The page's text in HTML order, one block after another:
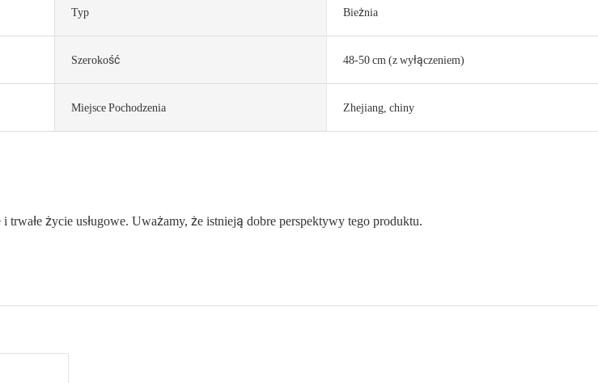
Typ Bieżnia
Szerokość 48-50 cm (z wyłączeniem)
Miejsce Pochodzenia Zhejiang, chiny
życie usługowe. Uważamy, że istnieją dobre perspektywy tego produktu.